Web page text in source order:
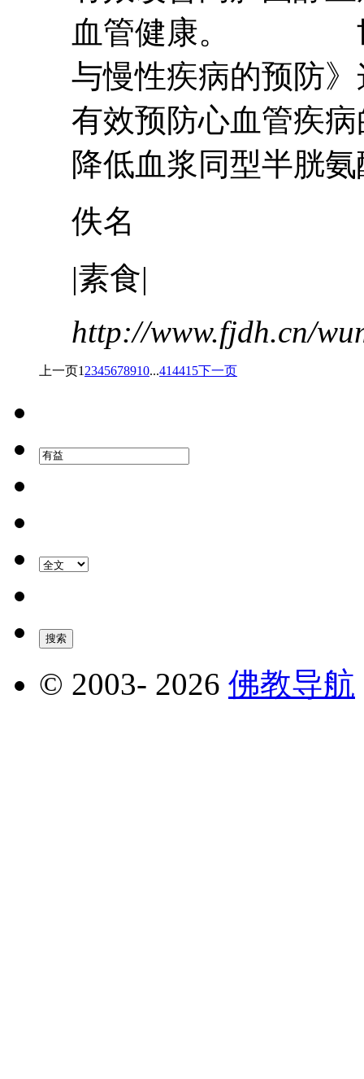
血管健康。 世
与慢性疾病的预防
有效预防心血管疾
降低血浆同型半胱
佚名
|素食|
http://www.fjdh.cn/
上一页1 2345678910...414415下一页
© 2003- 2026 佛教导航